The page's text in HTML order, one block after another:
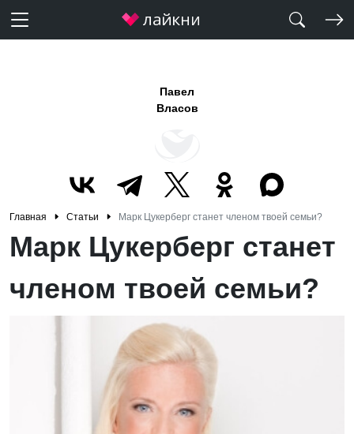
Павел
Власов
Главная Статьи Марк Цукерберг станет членом твоей семьи?
Марк Цукерберг станет
членом твоей семьи?